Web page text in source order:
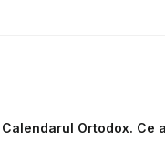
Ortodox. Ce